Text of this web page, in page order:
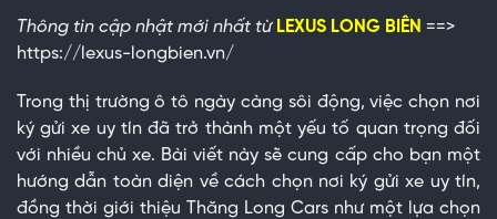
Thông tin cập nhật mới nhất từ LEXUS LONG BIÊN ==>
https://lexus-longbien.vn/
Trong thị trường ô tô ngày càng sôi động, việc chọn nơi
ký gửi xe uy tín đã trở thành một yếu tố quan trọng đối
với nhiều chủ xe. Bài viết này sẽ cung cấp cho bạn một
hướng dẫn toàn diện về cách chọn nơi ký gửi xe uy tín,
đồng thời giới thiệu Thăng Long Cars như một lựa chọn